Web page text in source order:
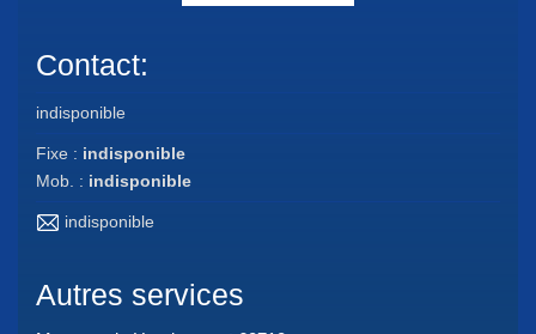
Contact:
indisponible
Fixe : indisponible
Mob. : indisponible
indisponible
Autres services